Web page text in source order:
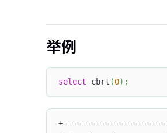
举例
select cbrt (0) ;